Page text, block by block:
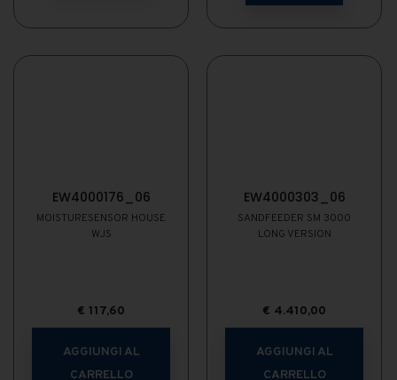
EW4000176_06
MOISTURESENSOR HOUSE
WJS
€ 117,60
AGGIUNGI AL
CARRELLO
EW4000303_06
SANDFEEDER SM 3000
LONG VERSION
€ 4.410,00
AGGIUNGI AL
CARRELLO